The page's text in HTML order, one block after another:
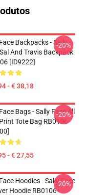
Backpacks - Sally
And Travis Backpack
[ID9222]
- € 38,18
-20%
Bags - Sally Face All
Tote Bag RB0106
- € 27,55
-20%
Hoodies - Sally Face
Hoodie RB0106
-20%